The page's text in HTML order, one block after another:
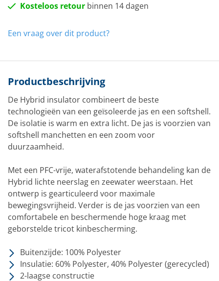
Kosteloos retour binnen 14 dagen
Een vraag over dit product?
Productbeschrijving
De Hybrid insulator combineert de beste
technologieën van een geïsoleerde jas en een softshell.
De isolatie is warm en extra licht. De jas is voorzien van
softshell manchetten en een zoom voor
duurzaamheid.
Met een PFC-vrije, waterafstotende behandeling kan de
Hybrid lichte neerslag en zeewater weerstaan. Het
ontwerp is gearticuleerd voor maximale
bewegingsvrijheid. Verder is de jas voorzien van een
comfortabele en beschermende hoge kraag met
geborstelde tricot kinbescherming.
Buitenzijde: 100% Polyester
Insulatie: 60% Polyester, 40% Polyester (gerecycled)
2-laagse constructie